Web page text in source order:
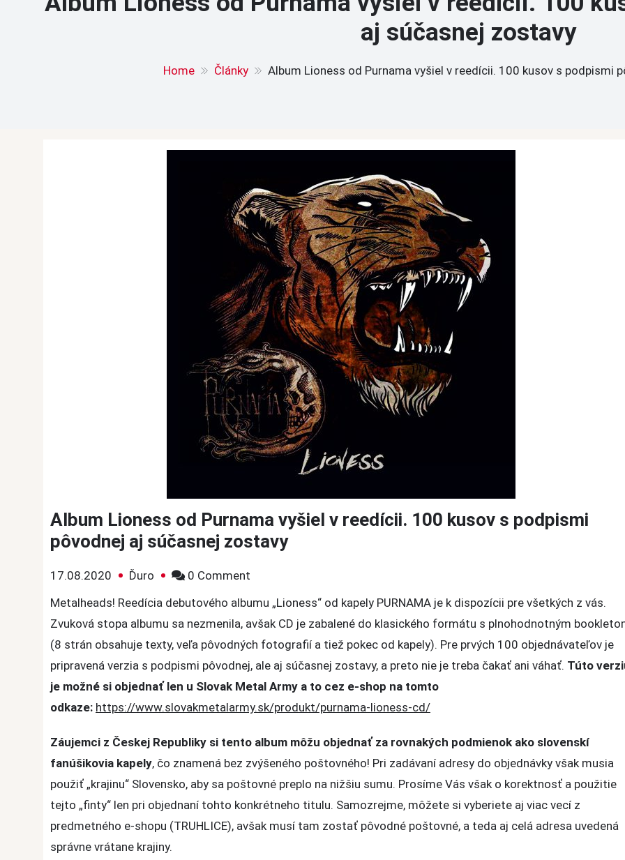
aj súčasnej zostavy
Home Články Album Lioness od Purnama vyšiel v reedícii. 100 kusov s podpismi
Album Lioness od Purnama vyšiel v reedícii. 100 kusov s podpismi
pôvodnej aj súčasnej zostavy
17.08.2020 Ďuro 0 Comment
Lioness
od
Purnama
vyšiel
v
reedícii.
kusov
s
podpismi
pôvodnej
aj
Metalheads! Reedícia debutového albumu „Lioness“ od kapely PURNAMA je k dispozícii pre všetkých z vás.
Zvuková stopa albumu sa nezmenila, avšak CD je zabalené do klasického formátu s plnohodnotným
(8 strán obsahuje texty, veľa pôvodných fotografií a tiež pokec od kapely). Pre prvých 100 objednávateľov je
pripravená verzia s podpismi pôvodnej, ale aj súčasnej zostavy, a preto nie je treba čakať ani váhať. Túto
je možné si objednať len u Slovak Metal Army a to cez e-shop na tomto
odkaze: https://www.slovakmetalarmy.sk/produkt/purnama-lioness-cd/
Záujemci z Českej Republiky si tento album môžu objednať za rovnakých podmienok ako slovenskí
fanúšikovia kapely, čo znamená bez zvýšeného poštovného! Pri zadávaní adresy do objednávky však musia
použiť „krajinu“ Slovensko, aby sa poštovné preplo na nižšiu sumu. Prosíme Vás však o korektnosť a použitie
tejto „finty“ len pri objednaní tohto konkrétneho titulu. Samozrejme, môžete si vyberiete aj viac vecí z
predmetného e-shopu (TRUHLICE), avšak musí tam zostať pôvodné poštovné, a teda aj celá adresa uvedená
správne vrátane krajiny.